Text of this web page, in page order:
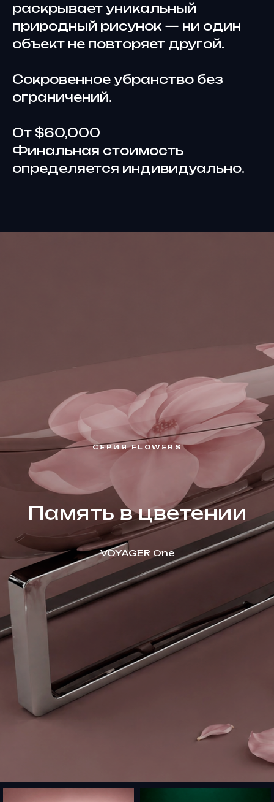
раскрывает уникальный
природный рисунок — ни один
объект не повторяет другой.
Сокровенное убранство без
ограничений.
От $60,000
Финальная стоимость
определяется индивидуально.
СЕРИЯ FLOWERS
Память в цветении
VOYAGER One